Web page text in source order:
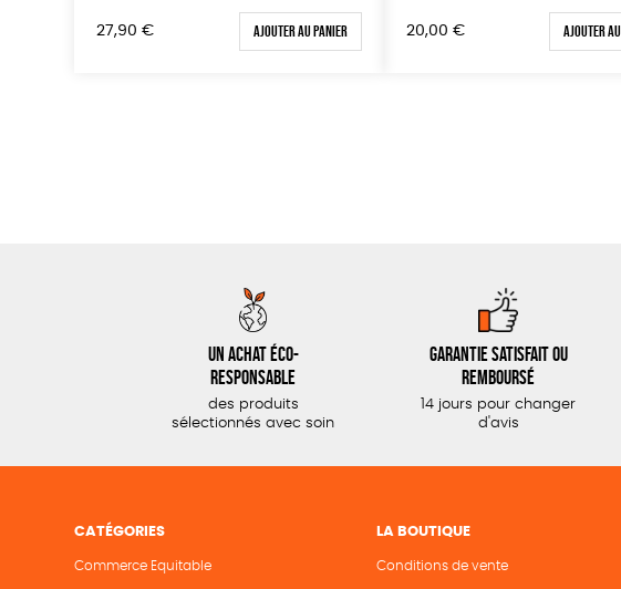
27,90 € Ajouter au panier 20,00 € Ajouter
Un achat éco-
responsable
des produits
sélectionnés avec soin
Garantie satisfait ou
remboursé
14 jours pour changer
d'avis
CATÉGORIES
Commerce Equitable
LA BOUTIQUE
Conditions de vente